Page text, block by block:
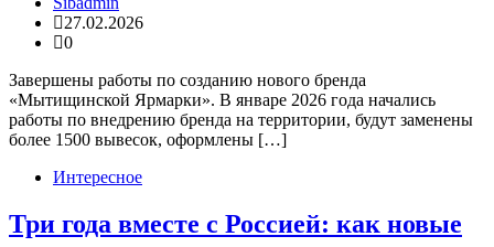
27.02.2026
0
Завершены работы по созданию нового бренда
«Мытищинской Ярмарки». В январе 2026 года начались
работы по внедрению бренда на территории, будут заменены
более 1500 вывесок, оформлены […]
Интересное
Три года вместе с Россией: как новые